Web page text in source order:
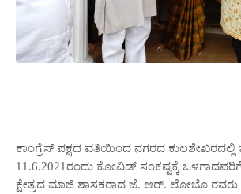
ಕಾಂಗ್ರೆಸ್ ಪಕ್ಷದ ವತಿಯಿಂದ ನಗರದ ಕುಲಶೇಖರದಲ್ಲಿ
11.6.2021ರಂದು ಕೋವಿಡ್ ಸಂಕಷ್ಟಕ್ಕೆ
ಕ್ಷೇತ್ರದ ಮಾಜಿ ಶಾಸಕರಾದ ಜೆ. ಆರ್. ಲೋಬೊ